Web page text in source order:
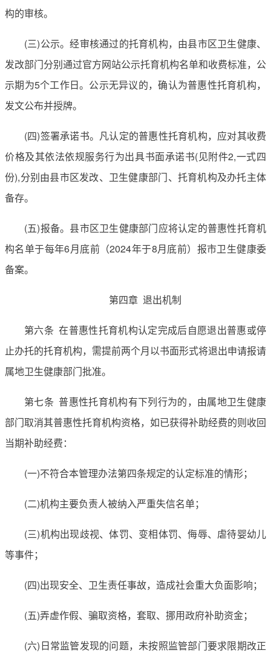
构的审核。
(三)公示。经审核通过的托育机构，由县市区卫生健康、
发改部门分别通过官方网站公示托育机构名单和收费标准，公
示期为5个工作日。公示无异议的，确认为普惠性托育机构，
发文公布并授牌。
(四)签署承诺书。凡认定的普惠性托育机构，应对其收费
价格及其依法依规服务行为出具书面承诺书(见附件2,一式四
份),分别由县市区发改、卫生健康部门、托育机构及办托主体
备存。
(五)报备。县市区卫生健康部门应将认定的普惠性托育机
构名单于每年6月底前（2024年于8月底前）报市卫生健康委
备案。
第四章 退出机制
第六条 在普惠性托育机构认定完成后自愿退出普惠或停
止办托的托育机构，需提前两个月以书面形式将退出申请报请
属地卫生健康部门批准。
第七条 普惠性托育机构有下列行为的，由属地卫生健康
部门取消其普惠性托育机构资格，如已获得补助经费的则收回
当期补助经费：
(一)不符合本管理办法第四条规定的认定标准的情形；
(二)机构主要负责人被纳入严重失信名单；
(三)机构出现歧视、体罚、变相体罚、侮辱、虐待婴幼儿
等事件；
(四)出现安全、卫生责任事故，造成社会重大负面影响；
(五)弄虚作假、骗取资格，套取、挪用政府补助资金；
(六)日常监管发现的问题，未按照监管部门要求限期改正